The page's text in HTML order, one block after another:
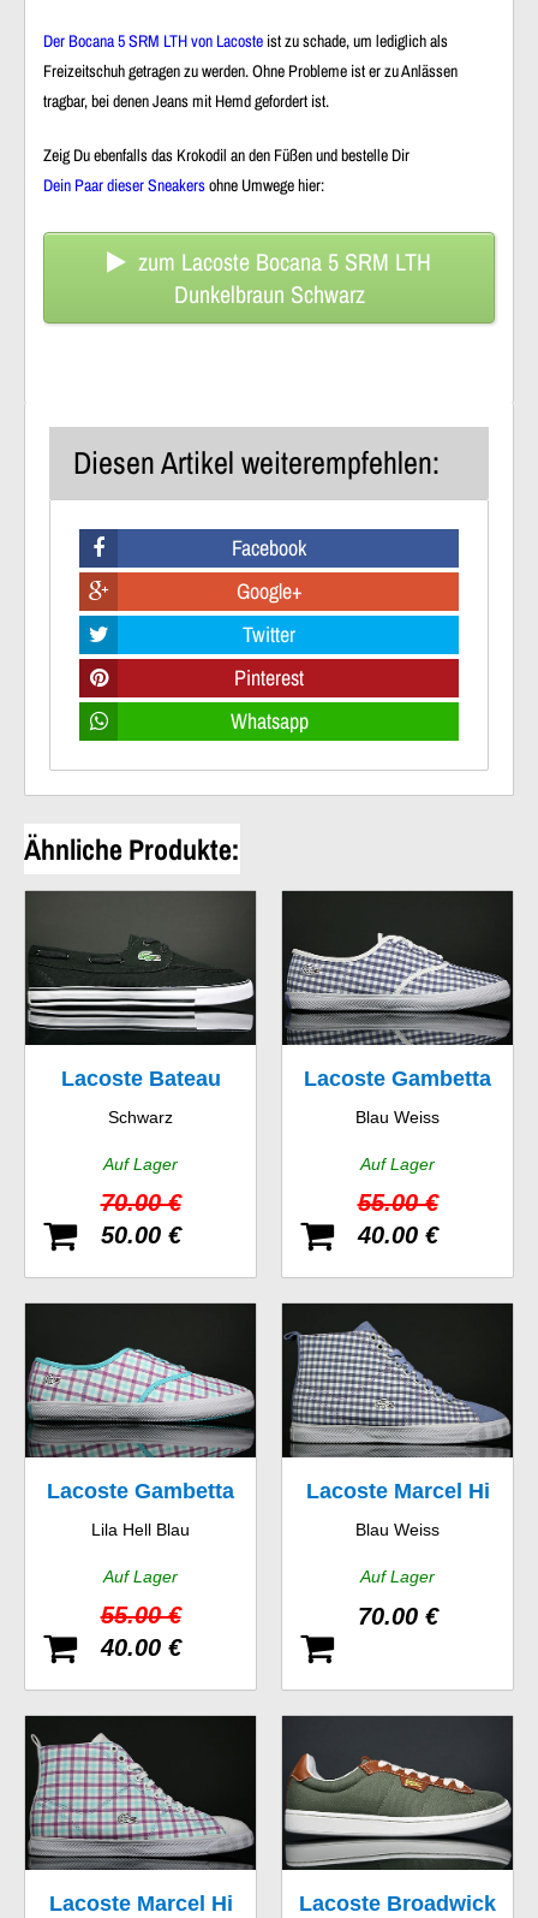
Der Bocana 5 SRM LTH von Lacoste ist zu schade, um lediglich als
Freizeitschuh getragen zu werden. Ohne Probleme ist er zu Anlässen
tragbar, bei denen Jeans mit Hemd gefordert ist.
Zeig Du ebenfalls das Krokodil an den Füßen und bestelle Dir
Dein Paar dieser Sneakersohne Umwege hier:
zum Lacoste Bocana 5 SRM LTH
Dunkelbraun Schwarz
Diesen Artikel weiterempfehlen:
Facebook
Google+
Twitter
Pinterest
Whatsapp
Ähnliche Produkte:
Lacoste Bateau
SRM CNV
Schwarz
Auf Lager
70.00 €
50.00 €
Lacoste Gambetta
GMP SPW
Blau Weiss
Auf Lager
55.00 €
40.00 €
Lacoste Gambetta
GMP SPW
Lila Hell Blau
Auf Lager
55.00 €
40.00 €
Lacoste Marcel Hi
GMP SPW
Blau Weiss
Auf Lager
70.00 €
Lacoste Marcel Hi Lacoste Broadwick